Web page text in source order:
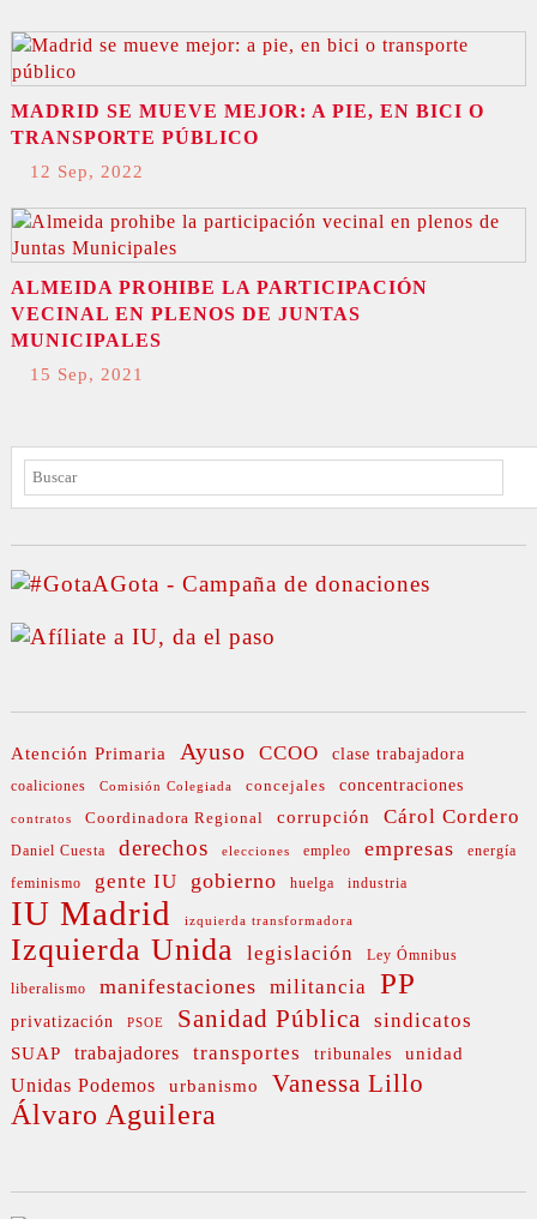
MADRID SE MUEVE MEJOR: A PIE, EN BICI O
TRANSPORTE PÚBLICO
12 Sep, 2022
ALMEIDA PROHIBE LA PARTICIPACIÓN
VECINAL EN PLENOS DE JUNTAS
MUNICIPALES
15 Sep, 2021
BUSCAR
Atención Primaria Ayuso CCOO clase trabajadora
coaliciones Comisión Colegiada concejales concentraciones
contratos Coordinadora Regional corrupción Cárol Cordero
Daniel Cuesta derechos elecciones empleo empresas energía
feminismo gente IU gobierno huelga industria
IU Madrid izquierda transformadora
Izquierda Unida legislación Ley Ómnibus
liberalismo manifestaciones militancia PP
privatización PSOE Sanidad Pública sindicatos
SUAP trabajadores transportes tribunales unidad
Unidas Podemos urbanismo Vanessa Lillo
Álvaro Aguilera